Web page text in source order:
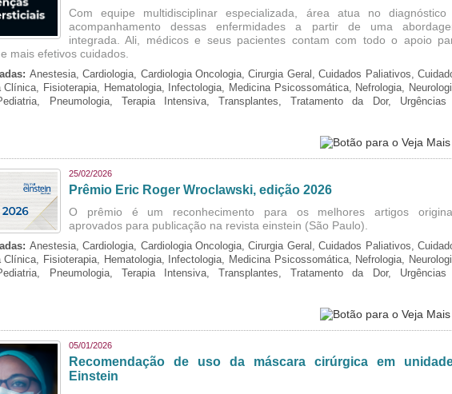
Com equipe multidisciplinar especializada, área atua no diagnóstico
acompanhamento dessas enfermidades a partir de uma
integrada. Ali, médicos e seus pacientes contam com todo o apoio
mais efetivos cuidados.
Anestesia, Cardiologia, Cardiologia Oncologia, Cirurgia Geral, Cuidados Paliativos,
Clínica, Fisioterapia, Hematologia, Infectologia, Medicina Psicossomática, Nefrologia,
Pneumologia, Terapia Intensiva, Transplantes, Tratamento da Dor,
25/02/2026
Prêmio Eric Roger Wroclawski, edição 2026
O prêmio é um reconhecimento para os melhores artigos
aprovados para publicação na revista einstein (São Paulo).
Anestesia, Cardiologia, Cardiologia Oncologia, Cirurgia Geral, Cuidados Paliativos,
Clínica, Fisioterapia, Hematologia, Infectologia, Medicina Psicossomática, Nefrologia,
Pneumologia, Terapia Intensiva, Transplantes, Tratamento da Dor,
05/01/2026
Recomendação de uso da máscara cirúrgica em
Einstein